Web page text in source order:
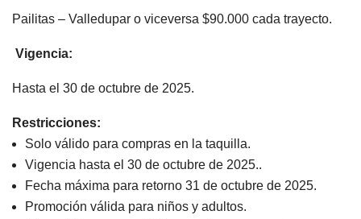
Pailitas – Valledupar o viceversa $90.000 cada trayecto.
Vigencia:
Hasta el 30 de octubre de 2025.
Restricciones:
Solo válido para compras en la taquilla.
Vigencia hasta el 30 de octubre de 2025..
Fecha máxima para retorno 31 de octubre de 2025.
Promoción válida para niños y adultos.